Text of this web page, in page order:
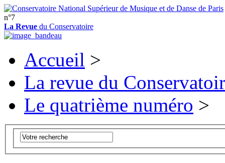
n°7
La Revue du Conservatoire
Accueil >
La revue du
Le quatrième numéro >